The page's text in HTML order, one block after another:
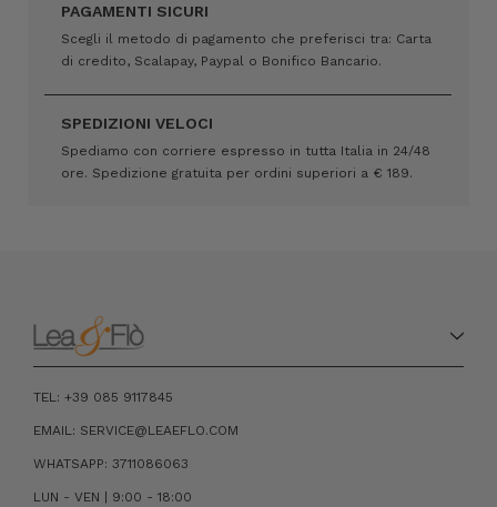
PAGAMENTI SICURI
Scegli il metodo di pagamento che preferisci tra: Carta
di credito, Scalapay, Paypal o Bonifico Bancario.
SPEDIZIONI VELOCI
Spediamo con corriere espresso in tutta Italia in 24/48
ore. Spedizione gratuita per ordini superiori a € 189.
TEL: +39 085 9117845
EMAIL: SERVICE@LEAEFLO.COM
WHATSAPP: 3711086063
LUN - VEN | 9:00 - 18:00